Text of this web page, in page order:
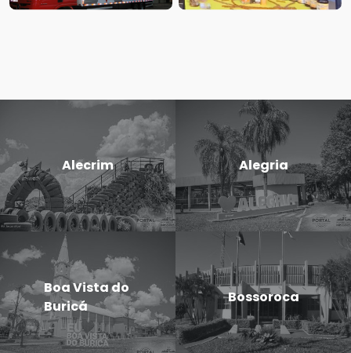
Alecrim Alegria
Boa Vista do
Buricá
Bossoroca